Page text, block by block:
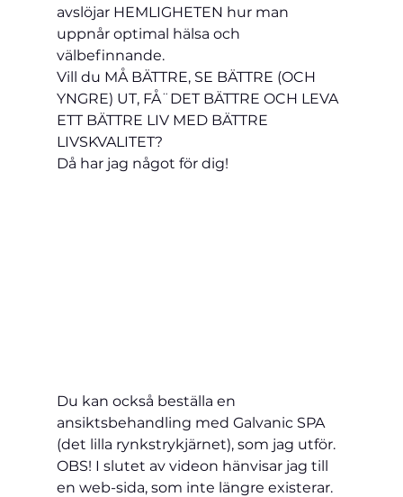
avslöjar HEMLIGHETEN hur man
uppnår optimal hälsa och
välbefinnande.
Vill du MÅ BÄTTRE, SE BÄTTRE (OCH
YNGRE) UT, FÅ¨DET BÄTTRE OCH LEVA
ETT BÄTTRE LIV MED BÄTTRE
LIVSKVALITET?
Då har jag något för dig!
Du kan också beställa en
ansiktsbehandling med Galvanic SPA
(det lilla rynkstrykjärnet), som jag utför.
OBS! I slutet av videon hänvisar jag till
en web-sida, som inte längre existerar.